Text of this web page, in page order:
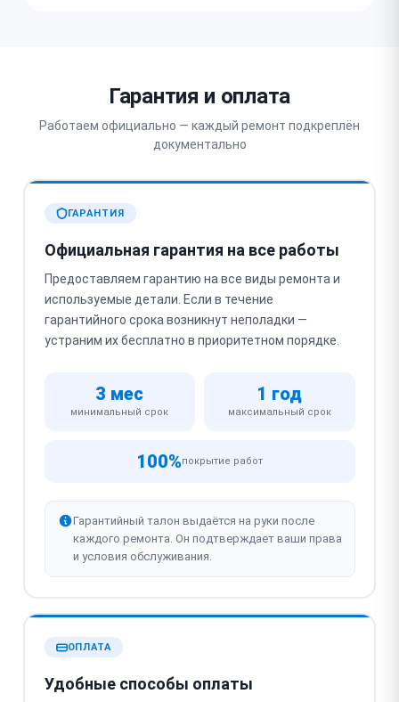
Гарантия и оплата
Работаем официально — каждый ремонт подкреплён
документально
ГАРАНТИЯ
Официальная гарантия на все работы
Предоставляем гарантию на все виды ремонта и
используемые детали. Если в течение
гарантийного срока возникнут неполадки —
устраним их бесплатно в приоритетном порядке.
3 мес
минимальный срок
1 год
максимальный срок
100%покрытие работ
Гарантийный талон выдаётся на руки после
каждого ремонта. Он подтверждает ваши права
и условия обслуживания.
ОПЛАТА
Удобные способы оплаты